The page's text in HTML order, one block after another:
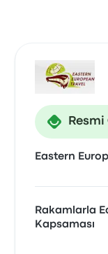
Resmi
Eastern
Rakamlarla
Kapsaması